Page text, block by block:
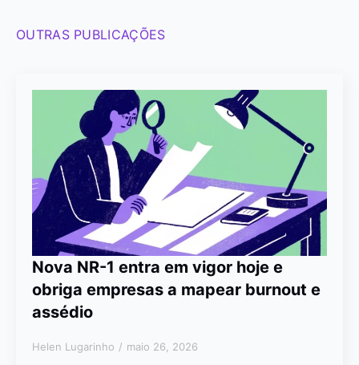
OUTRAS PUBLICAÇÕES
Nova NR-1 entra em vigor hoje e
obriga empresas a mapear burnout e
assédio
Helen Lugarinho maio 26, 2026